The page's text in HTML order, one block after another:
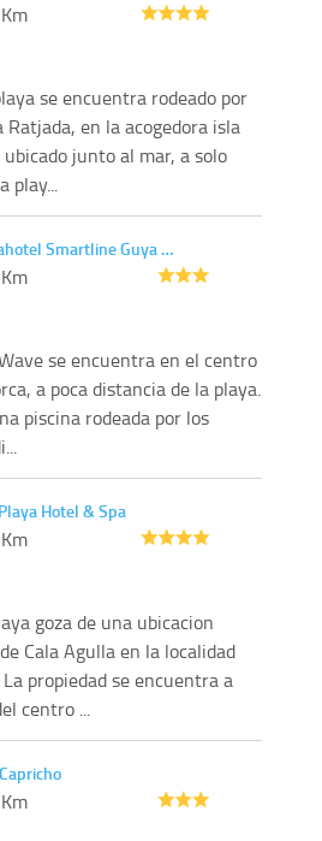
se encuentra rodeado por
en la acogedora isla
junto al mar, a solo
play...
Smartline Guya …
se encuentra en el centro
a poca distancia de la playa.
piscina rodeada por los
Hotel & Spa
goza de una ubicacion
Cala Agulla en la localidad
propiedad se encuentra a
centro ...